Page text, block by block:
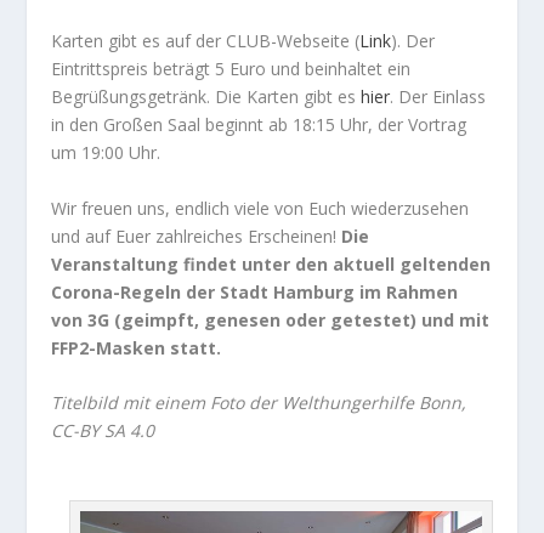
Karten gibt es auf der CLUB-Webseite (Link). Der
Eintrittspreis beträgt 5 Euro und beinhaltet ein
Begrüßungsgetränk. Die Karten gibt eshier. Der Einlass
in den Großen Saal beginnt ab 18:15 Uhr, der Vortrag
um 19:00 Uhr.
Wir freuen uns, endlich viele von Euch wiederzusehen
und auf Euer zahlreiches Erscheinen! Die
Veranstaltung findet unter den aktuell geltenden
Corona-Regeln der Stadt Hamburg im Rahmen
von 3G (geimpft, genesen oder getestet) und mit
FFP2-Masken statt.
Titelbild mit einem Foto der Welthungerhilfe Bonn,
CC-BY SA 4.0